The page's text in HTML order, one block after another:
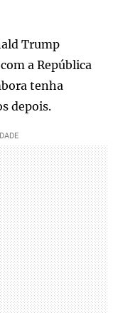
Trump
a República
tenha
depois.